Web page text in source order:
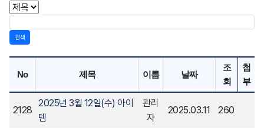
검색
No 제목 이름 날짜
조
회
첨
부
2128
2025년 3월 12일(수) 아이
템
관리
자
2025.03.11 260